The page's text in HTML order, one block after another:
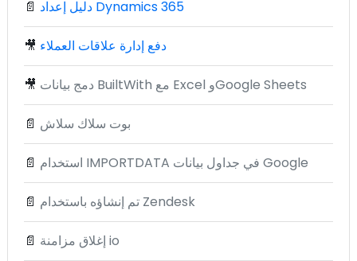
📄 دليل إعداد Dynamics 365
🎥 دفع إدارة علاقات العملاء
🎥 دمج بيانات BuiltWith مع Excel وGoogle Sheets
📄 بوت سلاك سلاش
📄 استخدام IMPORTDATA في جداول بيانات Google
📄 تم إنشاؤه باستخدام Zendesk
📄 إغلاق مزامنة io